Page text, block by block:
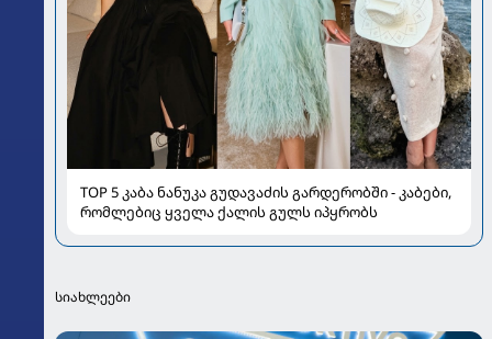
TOP 5 კაბა ნანუკა გუდავაძის გარდერობში - კაბები,
რომლებიც ყველა ქალის გულს იპყრობს
სიახლეები